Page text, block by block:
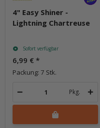
4" Easy Shiner -
Lightning Chartreuse
Sofort verfügbar
6,99 € *
Packung: 7 Stk.
Pkg.